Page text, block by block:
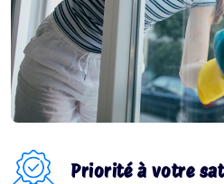
Priorité à votre